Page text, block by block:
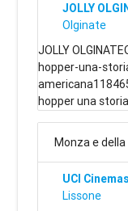
JOLLY
Olginate
JOLLY
hopper-una-
hopper una
Monza e
UCI
Lissone